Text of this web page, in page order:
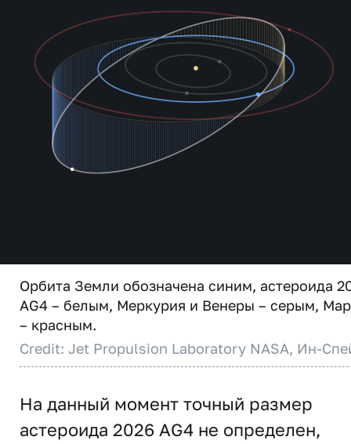
Орбита Земли обозначена синим, астероида
AG4 – белым, Меркурия и Венеры – серым,
– красным.
Credit: Jet Propulsion Laboratory NASA, Ин-
На данный момент точный размер
астероида 2026 AG4 не определен,